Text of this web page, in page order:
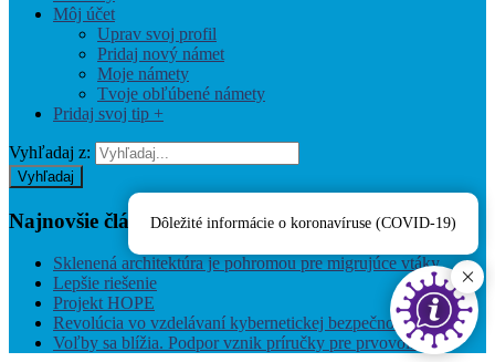
Môj účet
Uprav svoj profil
Pridaj nový námet
Moje námety
Tvoje obľúbené námety
Pridaj svoj tip +
Vyhľadaj z:
Vyhľadaj
Najnovšie články
Sklenená architektúra je pohromou pre migrujúce vtáky
Lepšie riešenie
Projekt HOPE
Revolúcia vo vzdelávaní kybernetickej bezpečnosti
Voľby sa blížia. Podpor vznik príručky pre prvovoličov
Dôležité informácie o koronavíruse (COVID-19)